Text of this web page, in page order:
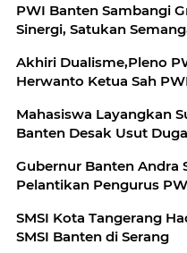
PWI Banten Sambangi
Sinergi, Satukan
Akhiri Dualisme,Pleno
Herwanto Ketua Sah
Mahasiswa Layangkan
Gubernur Banten Andra Sony Ucapkan Selamat atas
Pelantikan Pengurus
SMSI Kota Tangerang
SMSI Banten di Serang